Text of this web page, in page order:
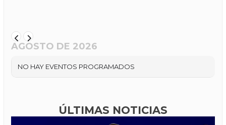
AGOSTO DE 2026
NO HAY EVENTOS PROGRAMADOS
ÚLTIMAS NOTICIAS